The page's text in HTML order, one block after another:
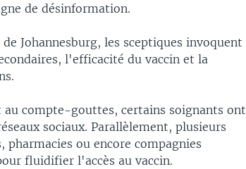
de désinformation.
Johannesburg, les sceptiques invoquent
l'efficacité du vaccin et la
au compte-gouttes, certains soignants ont
sociaux. Parallèlement, plusieurs
ou encore compagnies
fluidifier l'accès au vaccin.